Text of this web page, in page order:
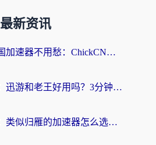
最新资讯
海外党选回国加速器不用愁：ChickCN和洞见哪个好？一篇搞定所有疑问
海外党必看：迅游和老王好用吗？3分钟选对加速国内网络的加速器
海外党必看：类似归雁的加速器怎么选？一篇搞定无缝访问国内资源